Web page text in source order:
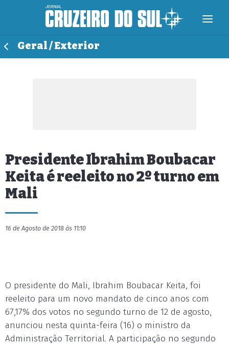
Geral / Exterior
Presidente Ibrahim Boubacar
Keita é reeleito no 2º turno em
Mali
16 de Agosto de 2018 às 11:10
O presidente do Mali, Ibrahim Boubacar Keita, foi
reeleito para um novo mandato de cinco anos com
67,17% dos votos no segundo turno de 12 de agosto,
anunciou nesta quinta-feira (16) o ministro da
Administração Territorial. A participação no segundo